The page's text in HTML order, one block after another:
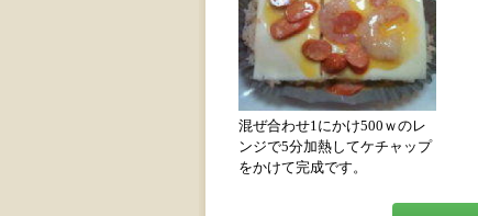
混ぜ合わせ1にかけ500ｗのレ
ンジで5分加熱してケチャップ
をかけて完成です。